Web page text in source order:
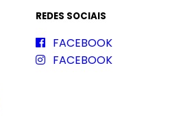
REDES SOCIAIS
FACEBOOK
FACEBOOK